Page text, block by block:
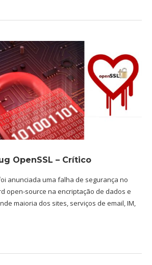
OpenSSL – Crítico
anunciada uma falha de segurança no
open-source na encriptação de dados e
maioria dos sites, serviços de email, IM,